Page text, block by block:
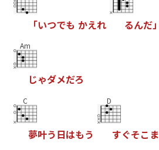
「いつでも かえれ るんだ」
Am
じゃダメだろ
C
夢叶う 日はもう
D
すぐそこ ま